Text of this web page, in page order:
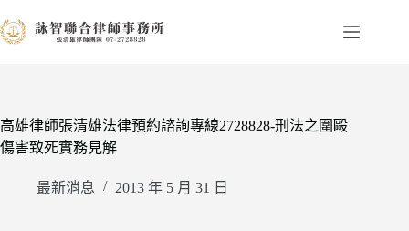
至
容
高雄律師張清雄法律預約諮詢專線2728828-刑法之圍毆
傷害致死實務見解
最新消息 2013 年 5 月 31 日